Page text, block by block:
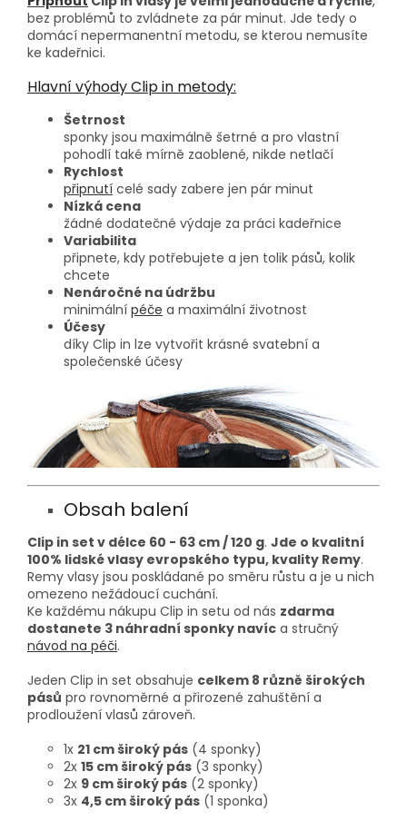
bez problémů to zvládnete za pár minut. Jde tedy o
domácí nepermanentní metodu, se kterou nemusíte
ke kadeřnici.
Hlavní výhody Clip in metody:
Šetrnost
sponky jsou maximálně šetrné a pro vlastní
pohodlí také mírně zaoblené, nikde netlačí
Rychlost
připnutí celé sady zabere jen pár minut
Nízká cena
žádné dodatečné výdaje za práci kadeřnice
Variabilita
připnete, kdy potřebujete a jen tolik pásů, kolik
chcete
Nenáročné na údržbu
minimální péče a maximální životnost
Účesy
díky Clip in lze vytvořit krásné svatební a
společenské účesy
Obsah balení
Clip in set v délce 60 - 63 cm / 120 g. Jde o kvalitní
100% lidské vlasy evropského typu, kvality Remy.
Remy vlasy jsou poskládané po směru růstu a je u nich
omezeno nežádoucí cuchání.
Ke každému nákupu Clip in setu od nás zdarma
dostanete 3 náhradní sponky navíc a stručný
návod na péči.
Jeden Clip in set obsahuje celkem 8 různě širokých
pásů pro rovnoměrné a přirozené zahuštění a
prodloužení vlasů zároveň.
1x 21 cm široký pás (4 sponky)
2x 15 cm široký pás (3 sponky)
2x 9 cm široký pás (2 sponky)
3x 4,5 cm široký pás (1 sponka)